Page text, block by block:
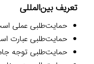
تعریف بین‌المللی
حمایت‌طلبی عملی
حمایت‌طلبی عبارت
حمایت‌طلبی توجه